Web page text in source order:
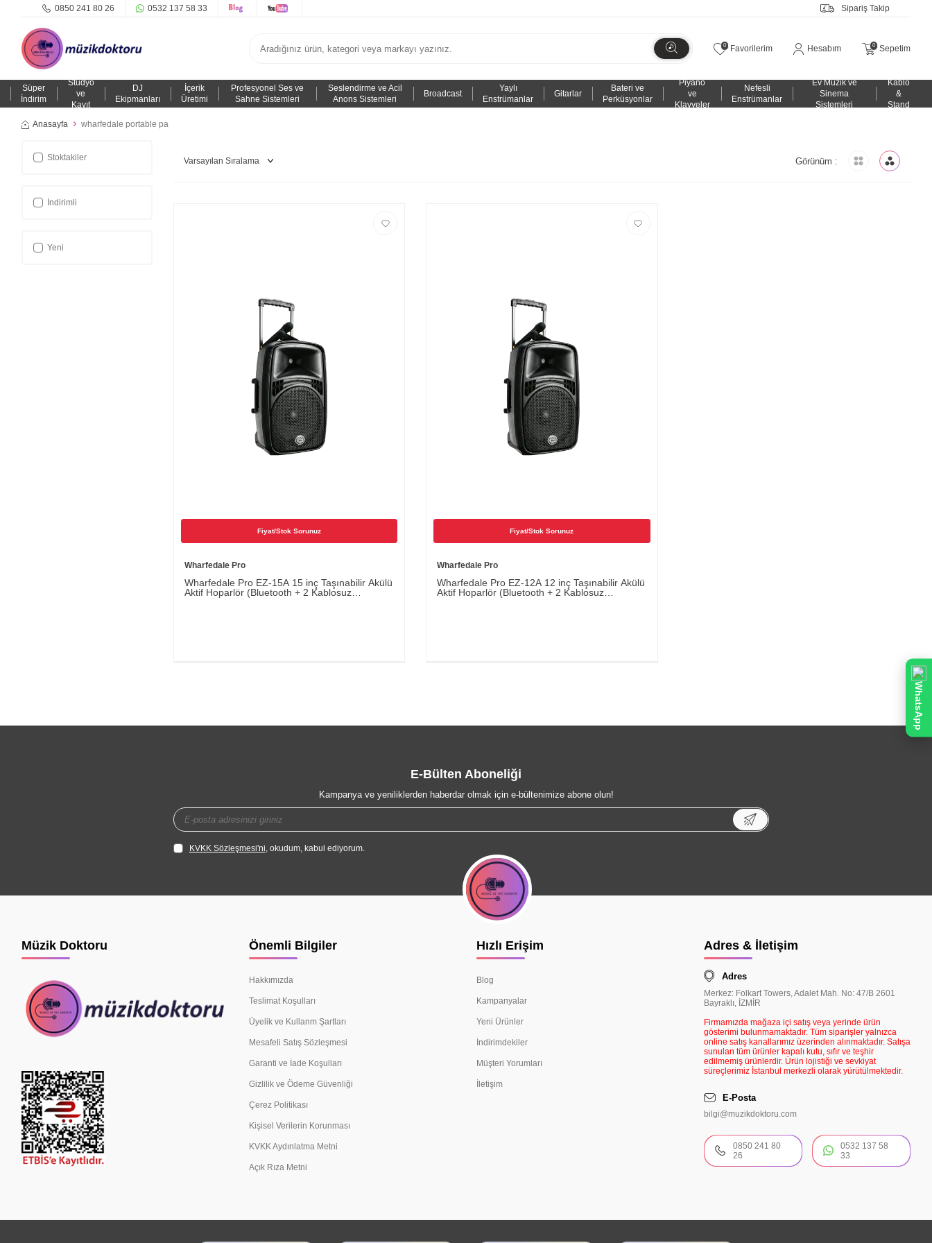
0850 241 80 26 0532 137 58 33 Sipariş Takip
0 Favorilerim Hesabım 0 Sepetim
Süper
İndirim
Stüdyo
ve
Kayıt
DJ
Ekipmanları
İçerik
Üretimi
Profesyonel Ses ve
Sahne Sistemleri
Seslendirme ve Acil
Anons Sistemleri
Broadcast
Yaylı
Enstrümanlar
Gitarlar
Bateri ve
Perküsyonlar
Piyano
ve
Klavyeler
Nefesli
Enstrümanlar
Ev Müzik ve
Sinema
Sistemleri
Kablo
&
Stand
Anasayfa
wharfedale portable pa
Stoktakiler
İndirimli
Yeni
Görünüm :
Fiyat/Stok Sorunuz
Wharfedale Pro
Wharfedale Pro EZ-15A 15 inç Taşınabilir Akülü
Aktif Hoparlör (Bluetooth + 2 Kablosuz
Fiyat/Stok Sorunuz
Wharfedale Pro
Wharfedale Pro EZ-12A 12 inç Taşınabilir Akülü
Aktif Hoparlör (Bluetooth + 2 Kablosuz
E-Bülten Aboneliği
Kampanya ve yeniliklerden haberdar olmak için e-bültenimize abone olun!
KVKK Sözleşmesi'ni , okudum, kabul ediyorum.
Müzik Doktoru Önemli Bilgiler
Hakkımızda
Teslimat Koşulları
Üyelik ve Kullanm Şartları
Mesafeli Satış Sözleşmesi
Garanti ve İade Koşulları
Gizlilik ve Ödeme Güvenliği
Çerez Politikası
Kişisel Verilerin Korunması
KVKK Aydınlatma Metni
Açık Rıza Metni
Hızlı Erişim
Blog
Kampanyalar
Yeni Ürünler
İndirimdekiler
Müşteri Yorumları
İletişim
Adres & İletişim
Adres
Merkez: Folkart Towers, Adalet Mah. No: 47/B 2601
Bayraklı, İZMİR
Firmamızda mağaza içi satış veya yerinde ürün
gösterimi bulunmamaktadır. Tüm siparişler yalnızca
online satış kanallarımız üzerinden alınmaktadır. Satışa
sunulan tüm ürünler kapalı kutu, sıfır ve teşhir
edilmemiş ürünlerdir. Ürün lojistiği ve sevkiyat
süreçlerimiz İstanbul merkezli olarak yürütülmektedir.
E-Posta
bilgi@muzikdoktoru.com
0850 241 80
26
0532 137 58
33
WhatsApp